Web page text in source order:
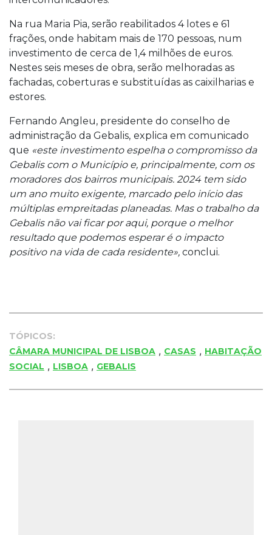
Na rua Maria Pia, serão reabilitados 4 lotes e 61
frações, onde habitam mais de 170 pessoas, num
investimento de cerca de 1,4 milhões de euros.
Nestes seis meses de obra, serão melhoradas as
fachadas, coberturas e substituídas as caixilharias e
estores.
Fernando Angleu, presidente do conselho de
administração da Gebalis, explica em comunicado
que «este investimento espelha o compromisso da
Gebalis com o Município e, principalmente, com os
moradores dos bairros municipais. 2024 tem sido
um ano muito exigente, marcado pelo início das
múltiplas empreitadas planeadas. Mas o trabalho da
Gebalis não vai ficar por aqui, porque o melhor
resultado que podemos esperar é o impacto
positivo na vida de cada residente», conclui.
TÓPICOS:
CÂMARA MUNICIPAL DE LISBOA , CASAS , HABITAÇÃO
SOCIAL , LISBOA , GEBALIS